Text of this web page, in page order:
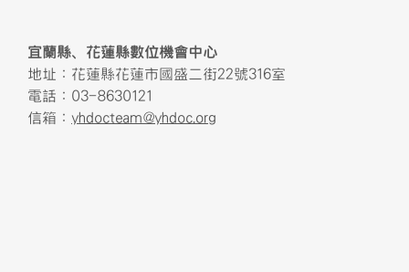
頁尾區域內容
宜蘭縣、花蓮縣數位機會中心
地址：花蓮縣花蓮市國盛二街22號316室
電話：03-8630121
信箱： yhdocteam@yhdoc.org